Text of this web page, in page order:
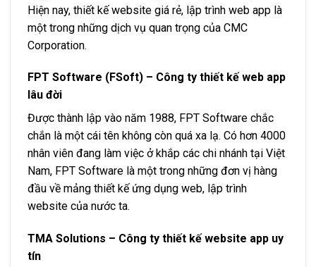
Hiện nay, thiết kế website giá rẻ, lập trình web app là
một trong những dịch vụ quan trọng của CMC
Corporation.
FPT Software (FSoft) – Công ty thiết kế web app
lâu đời
Được thành lập vào năm 1988, FPT Software chắc
chắn là một cái tên không còn quá xa lạ. Có hơn 4000
nhân viên đang làm việc ở khắp các chi nhánh tại Việt
Nam, FPT Software là một trong những đơn vị hàng
đầu về mảng thiết kế ứng dụng web, lập trình
website của nước ta.
TMA Solutions – Công ty thiết kế website app uy
tín